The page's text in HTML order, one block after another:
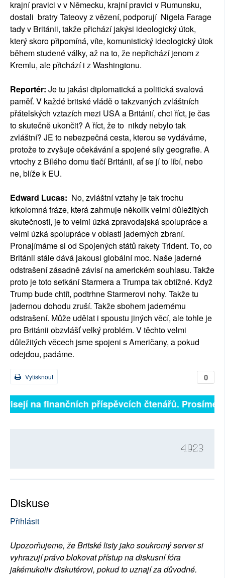
krajní pravici v v Německu, krajní pravici v Rumunsku,
dostali bratry Tateovy z vězení, podporují Nigela Farage
tady v Británii, takže přichází jakýsi ideologický útok,
který skoro připomíná, víte, komunistický ideologický útok
během studené války, až na to, že nepřichází jenom z
Kremlu, ale přichází i z Washingtonu.
Reportér: Je tu jakási diplomatická a politická svalová
paměť. V každé britské vládě o takzvaných zvláštních
přátelských vztazích mezi USA a Británií, chci říct, je čas
to skutečně ukončit? A říct, že to nikdy nebylo tak
zvláštní? JE to nebezpečná cesta, kterou se vydáváme,
protože to zvyšuje očekávání a spojené síly geografie. A
vrtochy z Bílého domu tlačí Británii, ať se jí to líbí, nebo
ne, blíže k EU.
Edward Lucas: No, zvláštní vztahy je tak trochu
krkolomná fráze, která zahrnuje několik velmi důležitých
skutečností, je to velmi úzká zpravodajská spolupráce a
velmi úzká spolupráce v oblasti jaderných zbraní.
Pronajímáme si od Spojených států rakety Trident. To, co
Británii stále dává jakousi globální moc. Naše jaderné
odstrašení zásadně závisí na americkém souhlasu. Takže
proto je toto setkání Starmera a Trumpa tak obtížné. Když
Trump bude chtít, podtrhne Starmerovi nohy. Takže tu
jadernou dohodu zruší. Takže sbohem jadernému
odstrašení. Může udělat i spoustu jiných věcí, ale tohle je
pro Británii obzvlášť velký problém. V těchto velmi
důležitých věcech jsme spojeni s Američany, a pokud
odejdou, padáme.
0
Vytisknout
na finančních příspěvcích čtenářů. Prosíme,
4923
Diskuse
Přihlásit
Upozorňujeme, že Britské listy jako soukromý server si
vyhrazují právo blokovat přístup na diskusní fóra
jakémukoliv diskutérovi, pokud to uznají za důvodné.